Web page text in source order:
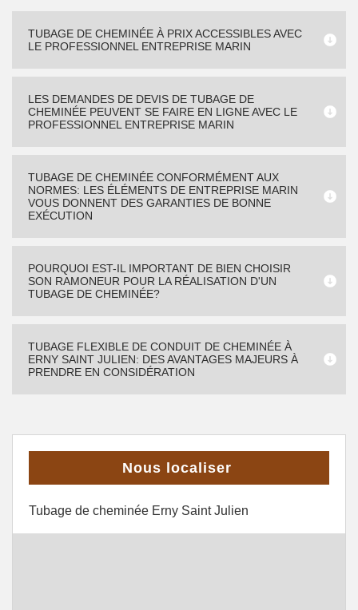
TUBAGE DE CHEMINÉE À PRIX ACCESSIBLES AVEC
LE PROFESSIONNEL ENTREPRISE MARIN
LES DEMANDES DE DEVIS DE TUBAGE DE
CHEMINÉE PEUVENT SE FAIRE EN LIGNE AVEC LE
PROFESSIONNEL ENTREPRISE MARIN
TUBAGE DE CHEMINÉE CONFORMÉMENT AUX
NORMES: LES ÉLÉMENTS DE ENTREPRISE MARIN
VOUS DONNENT DES GARANTIES DE BONNE
EXÉCUTION
POURQUOI EST-IL IMPORTANT DE BIEN CHOISIR
SON RAMONEUR POUR LA RÉALISATION D'UN
TUBAGE DE CHEMINÉE?
TUBAGE FLEXIBLE DE CONDUIT DE CHEMINÉE À
ERNY SAINT JULIEN: DES AVANTAGES MAJEURS À
PRENDRE EN CONSIDÉRATION
Nous localiser
Tubage de cheminée Erny Saint Julien